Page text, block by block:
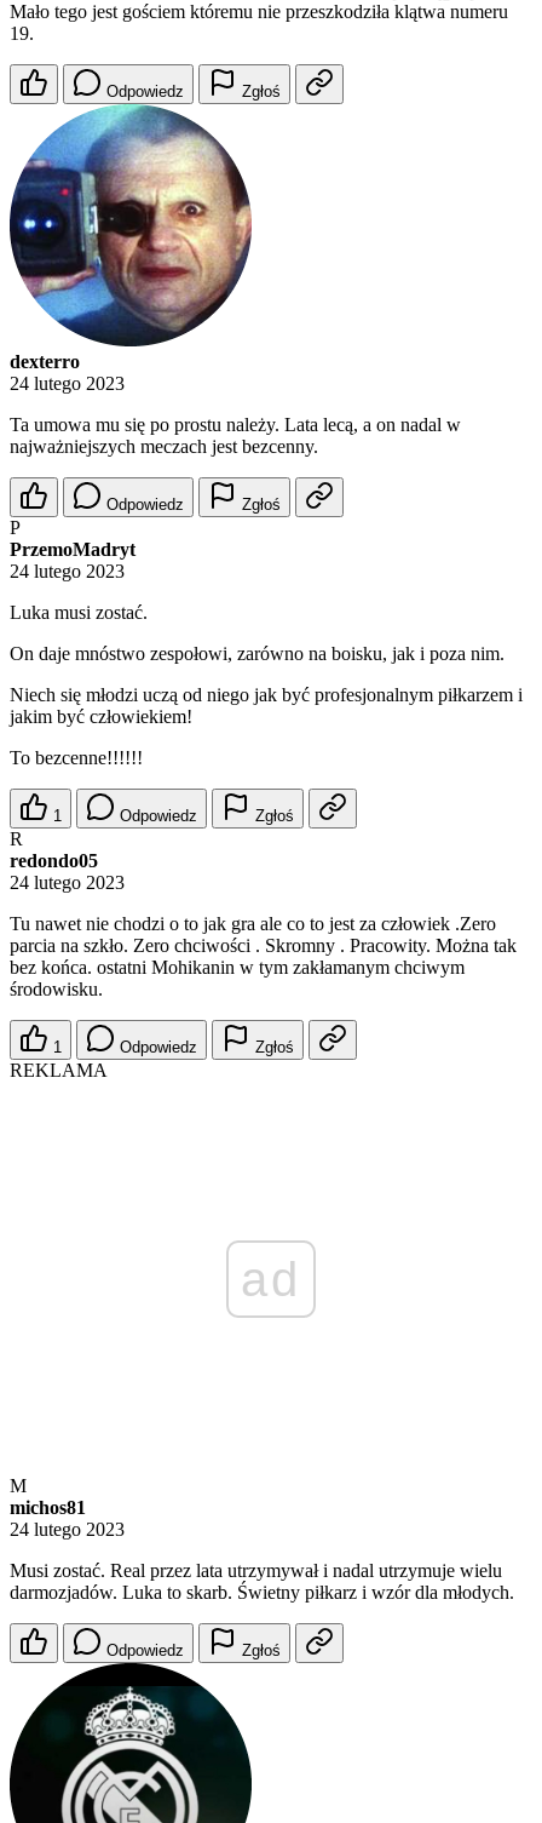
Mało tego jest gościem któremu nie przeszkodziła klątwa numeru
19.
Odpowiedz Zgłoś
dexterro
24 lutego 2023
Ta umowa mu się po prostu należy. Lata lecą, a on nadal w
najważniejszych meczach jest bezcenny.
Odpowiedz Zgłoś
P
PrzemoMadryt
24 lutego 2023
Luka musi zostać.
On daje mnóstwo zespołowi, zarówno na boisku, jak i poza nim.
Niech się młodzi uczą od niego jak być profesjonalnym piłkarzem i
jakim być człowiekiem!
To bezcenne!!!!!!
1 Odpowiedz Zgłoś
R
redondo05
24 lutego 2023
Tu nawet nie chodzi o to jak gra ale co to jest za człowiek .Zero
parcia na szkło. Zero chciwości . Skromny . Pracowity. Można tak
bez końca. ostatni Mohikanin w tym zakłamanym chciwym
środowisku.
1 Odpowiedz Zgłoś
REKLAMA
ad
M
michos81
24 lutego 2023
Musi zostać. Real przez lata utrzymywał i nadal utrzymuje wielu
darmozjadów. Luka to skarb. Świetny piłkarz i wzór dla młodych.
Odpowiedz Zgłoś